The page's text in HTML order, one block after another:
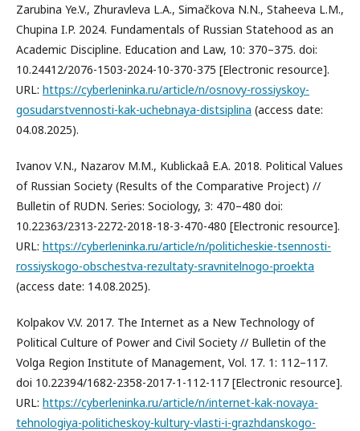
Zarubina Ye.V., Zhuravleva L.A., Simačkova N.N., Staheeva L.M.,
Chupina I.P. 2024. Fundamentals of Russian Statehood as an
Academic Discipline. Education and Law, 10: 370–375. doi:
10.24412/2076-1503-2024-10-370-375 [Electronic resource].
URL: https://cyberleninka.ru/article/n/osnovy-rossiyskoy-
gosudarstvennosti-kak-uchebnaya-distsiplina (access date:
04.08.2025).
Ivanov V.N., Nazarov M.M., Kublickaâ E.A. 2018. Political Values
of Russian Society (Results of the Comparative Project) //
Bulletin of RUDN. Series: Sociology, 3: 470–480 doi:
10.22363/2313-2272-2018-18-3-470-480 [Electronic resource].
URL: https://cyberleninka.ru/article/n/politicheskie-tsennosti-
rossiyskogo-obschestva-rezultaty-sravnitelnogo-proekta
(access date: 14.08.2025).
Kolpakov V.V. 2017. The Internet as a New Technology of
Political Culture of Power and Civil Society // Bulletin of the
Volga Region Institute of Management, Vol. 17. 1: 112–117.
doi 10.22394/1682-2358-2017-1-112-117 [Electronic resource].
URL: https://cyberleninka.ru/article/n/internet-kak-novaya-
tehnologiya-politicheskoy-kultury-vlasti-i-grazhdanskogo-